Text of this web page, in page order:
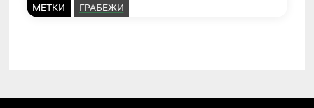
МЕТКИ ГРАБЕЖИ